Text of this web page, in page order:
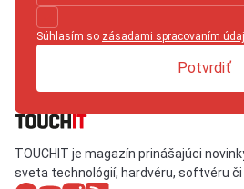
Súhlasím so zásadami spracovaním
Potvrdiť
TOUCHIT je magazín prinášajúci
sveta technológií, hardvéru, softvéru